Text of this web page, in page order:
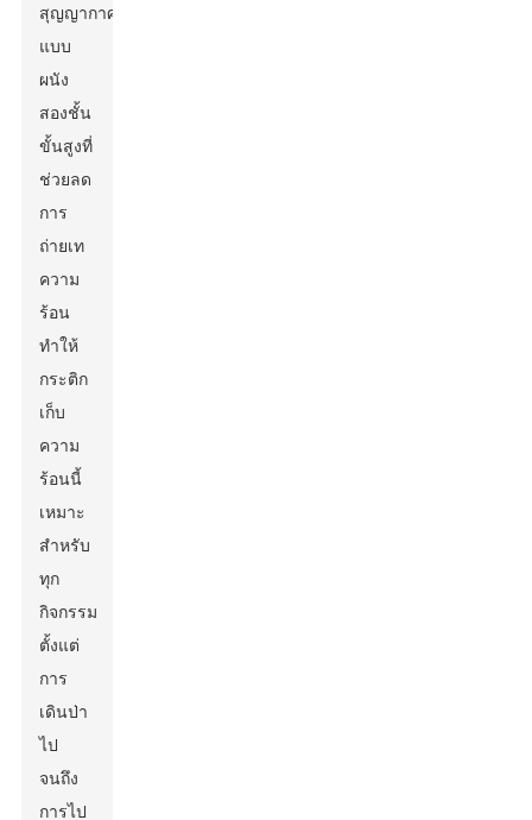
สุญญากาศ
แบบ
ผนัง
สองชั้น
ขั้นสูงที่
ช่วยลด
การ
ถ่ายเท
ความ
ร้อน
ทำให้
กระติก
เก็บ
ความ
ร้อนนี้
เหมาะ
สำหรับ
ทุก
กิจกรรม
ตั้งแต่
การ
เดินป่า
ไป
จนถึง
การไป